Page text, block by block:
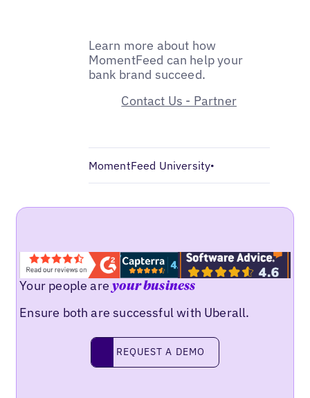
Learn more about how
MomentFeed can help your
bank brand succeed.
Contact Us - Partner
MomentFeed University•
Your people areyour business
Ensure both are successful with Uberall.
Request a demo
REQUEST A DEMO